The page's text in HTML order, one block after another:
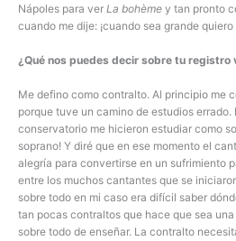
Nápoles para ver La bohème y tan pronto
cuando me dije: ¡cuando sea grande
¿Qué nos puedes decir sobre tu registro
Me defino como contralto. Al principio me
porque tuve un camino de estudios errado.
conservatorio me hicieron estudiar como
soprano! Y diré que en ese momento el
alegría para convertirse en un sufrimiento
entre los muchos cantantes que se
sobre todo en mi caso era difícil saber
tan pocas contraltos que hace que sea
sobre todo de enseñar. La contralto